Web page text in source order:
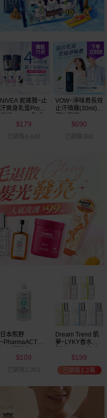
NIVEA 妮維雅~止
汗爽身乳膏Pro升
$179
已銷售6,648
VOW~淨味君長效
止汗噴霧(30ml)
$690
已銷售380
日本熊野
~PharmaACT無
(600ml)
$109
已銷售2,361
Dream Trend 凱
夢~LYKY香水護
$199
已銷售1.2萬